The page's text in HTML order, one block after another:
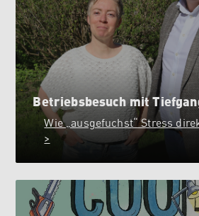
Betriebsbesuch mit
Wie „ausgefuchst“ Stress
>